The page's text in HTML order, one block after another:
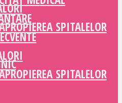
SPITALELOR
SPITALELOR